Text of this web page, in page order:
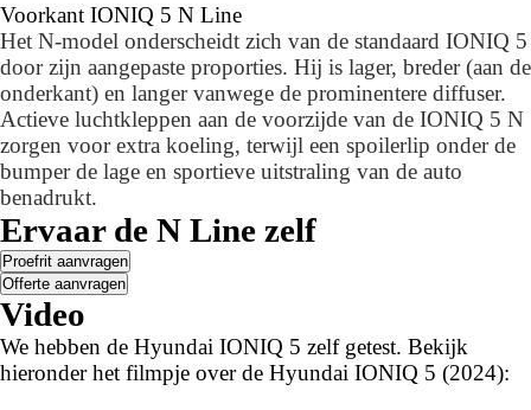
Voorkant IONIQ 5 N Line
Het N-model onderscheidt zich van de standaard IONIQ 5
door zijn aangepaste proporties. Hij is lager, breder (aan de
onderkant) en langer vanwege de prominentere diffuser.
Actieve luchtkleppen aan de voorzijde van de IONIQ 5 N
zorgen voor extra koeling, terwijl een spoilerlip onder de
bumper de lage en sportieve uitstraling van de auto
benadrukt.
Ervaar de N Line zelf
Proefrit aanvragen
Offerte aanvragen
Video
We hebben de Hyundai IONIQ 5 zelf getest. Bekijk
hieronder het filmpje over de Hyundai IONIQ 5 (2024):